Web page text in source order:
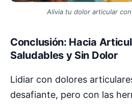
Alivia tu dolor articular
Conclusión: Hacia
Saludables y Sin Dolor
Lidiar con dolores
desafiante, pero con las